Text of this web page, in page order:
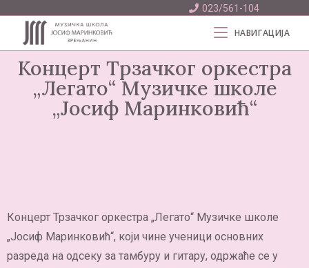
023/561-104
НАВИГАЦИЈА
Концерт Трзачког оркестра
„Легато“ Музичке школе
„Јосиф Маринковић“
Концерт Трзачког оркестра „Легато“ Музичке школе
„Јосиф Маринковић“, који чине ученици основних
разреда на одсеку за тамбуру и гитару, одржаће се у